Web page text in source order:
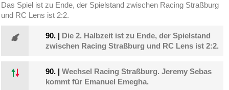
Das Spiel ist zu Ende, der Spielstand zwischen Racing Straßburg
und RC Lens ist 2:2.
90. | Die 2. Halbzeit ist zu Ende, der Spielstand
zwischen Racing Straßburg und RC Lens ist 2:2.
90. |Wechsel Racing Straßburg. Jeremy Sebas
kommt für Emanuel Emegha.